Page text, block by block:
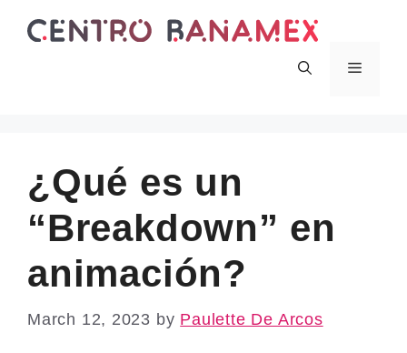
Menu
¿Qué es un
“Breakdown” en
animación?
March 12, 2023 by Paulette De Arcos